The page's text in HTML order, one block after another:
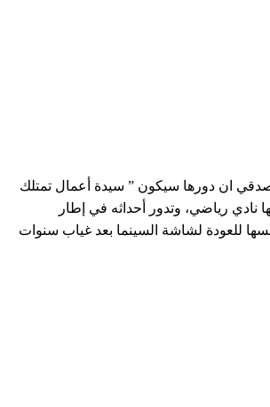
صدقي ان دورها سيكون ” سيدة أعمال تمتلك
نادي رياضي، وتدور أحداثه في إطار
للعودة لشاشة السينما بعد غياب سنوات